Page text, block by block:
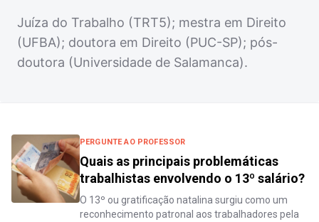
Juíza do Trabalho (TRT5); mestra em Direito
(UFBA); doutora em Direito (PUC-SP); pós-
doutora (Universidade de Salamanca).
PERGUNTE AO PROFESSOR
Quais as principais problemáticas
trabalhistas envolvendo o 13º salário?
O 13º ou gratificação natalina surgiu como um
reconhecimento patronal aos trabalhadores pela